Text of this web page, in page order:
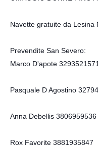
Navette gratuite da Lesina
Prevendite San Severo:
Marco D'apote 3293521571
Pasquale D Agostino
Anna Debellis 3806959536
Rox Favorite 3881935847